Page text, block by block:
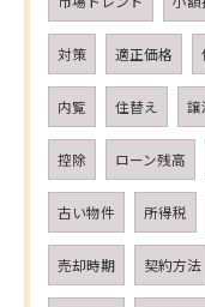
対策 適正価格
内覧 住替え 譲
控除 ローン残高
古い物件 所得税
売却時期 契約方法